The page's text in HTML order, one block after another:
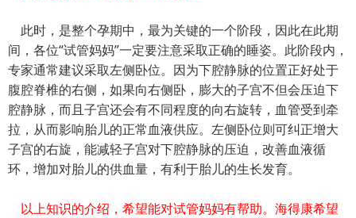
此时，是整个孕期中，最为关键的一个阶段，因此在此期
间，各位“试管妈妈”一定要注意采取正确的睡姿。此阶段内，
专家通常建议采取左侧卧位。因为下腔静脉的位置正好处于
腹腔脊椎的右侧，如果向右侧卧，膨大的子宫不但会压迫下
腔静脉，而且子宫还会有不同程度的向右旋转，血管受到牵
拉，从而影响胎儿的正常血液供应。左侧卧位则可纠正增大
子宫的右旋，能减轻子宫对下腔静脉的压迫，改善血液循
环，增加对胎儿的供血量，有利于胎儿的生长发育。
以上知识的介绍，希望能对试管妈妈有帮助。海得康希望